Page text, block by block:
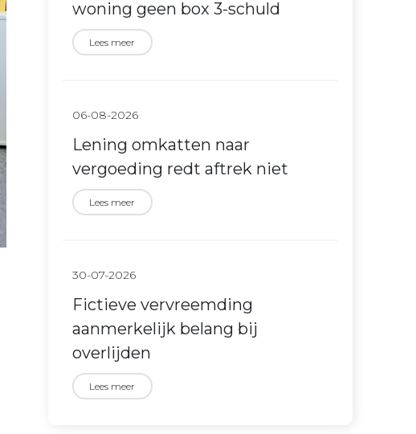
woning geen box 3-schuld
Lees meer
06-08-2026
Lening omkatten naar
vergoeding redt aftrek niet
Lees meer
30-07-2026
Fictieve vervreemding
aanmerkelijk belang bij
overlijden
Lees meer